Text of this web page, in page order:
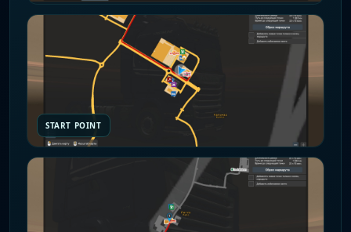
START POINT